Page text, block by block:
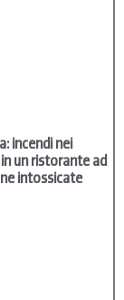
incendi nei
un ristorante ad
intossicate